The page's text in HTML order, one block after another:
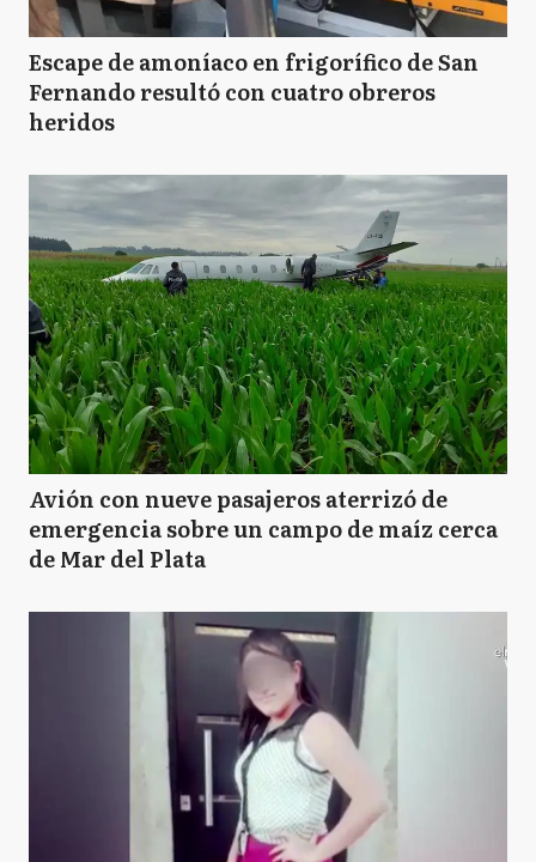
Escape de amoníaco en frigorífico de San
Fernando resultó con cuatro obreros
heridos
Avión con nueve pasajeros aterrizó de
emergencia sobre un campo de maíz cerca
de Mar del Plata